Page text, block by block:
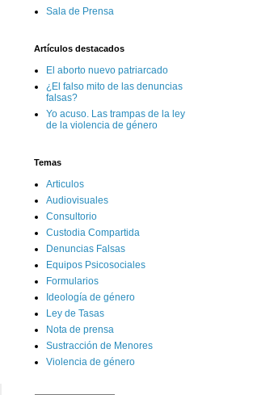
Sala de Prensa
Artículos destacados
El aborto nuevo patriarcado
¿El falso mito de las denuncias
falsas?
Yo acuso. Las trampas de la ley
de la violencia de género
Temas
Articulos
Audiovisuales
Consultorio
Custodia Compartida
Denuncias Falsas
Equipos Psicosociales
Formularios
Ideología de género
Ley de Tasas
Nota de prensa
Sustracción de Menores
Violencia de género